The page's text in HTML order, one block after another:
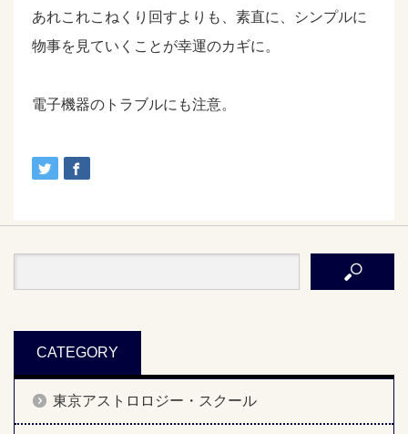
あれこれこねくり回すよりも、素直に、シンプルに
物事を見ていくことが幸運のカギに。
電子機器のトラブルにも注意。
CATEGORY
東京アストロロジー・スクール